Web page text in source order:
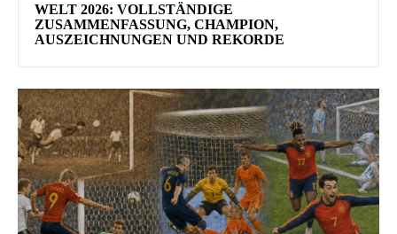
WELT 2026: VOLLSTÄNDIGE
ZUSAMMENFASSUNG, CHAMPION,
AUSZEICHNUNGEN UND REKORDE